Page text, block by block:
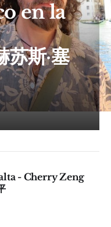
en la
斯·塞
- Cherry Zeng